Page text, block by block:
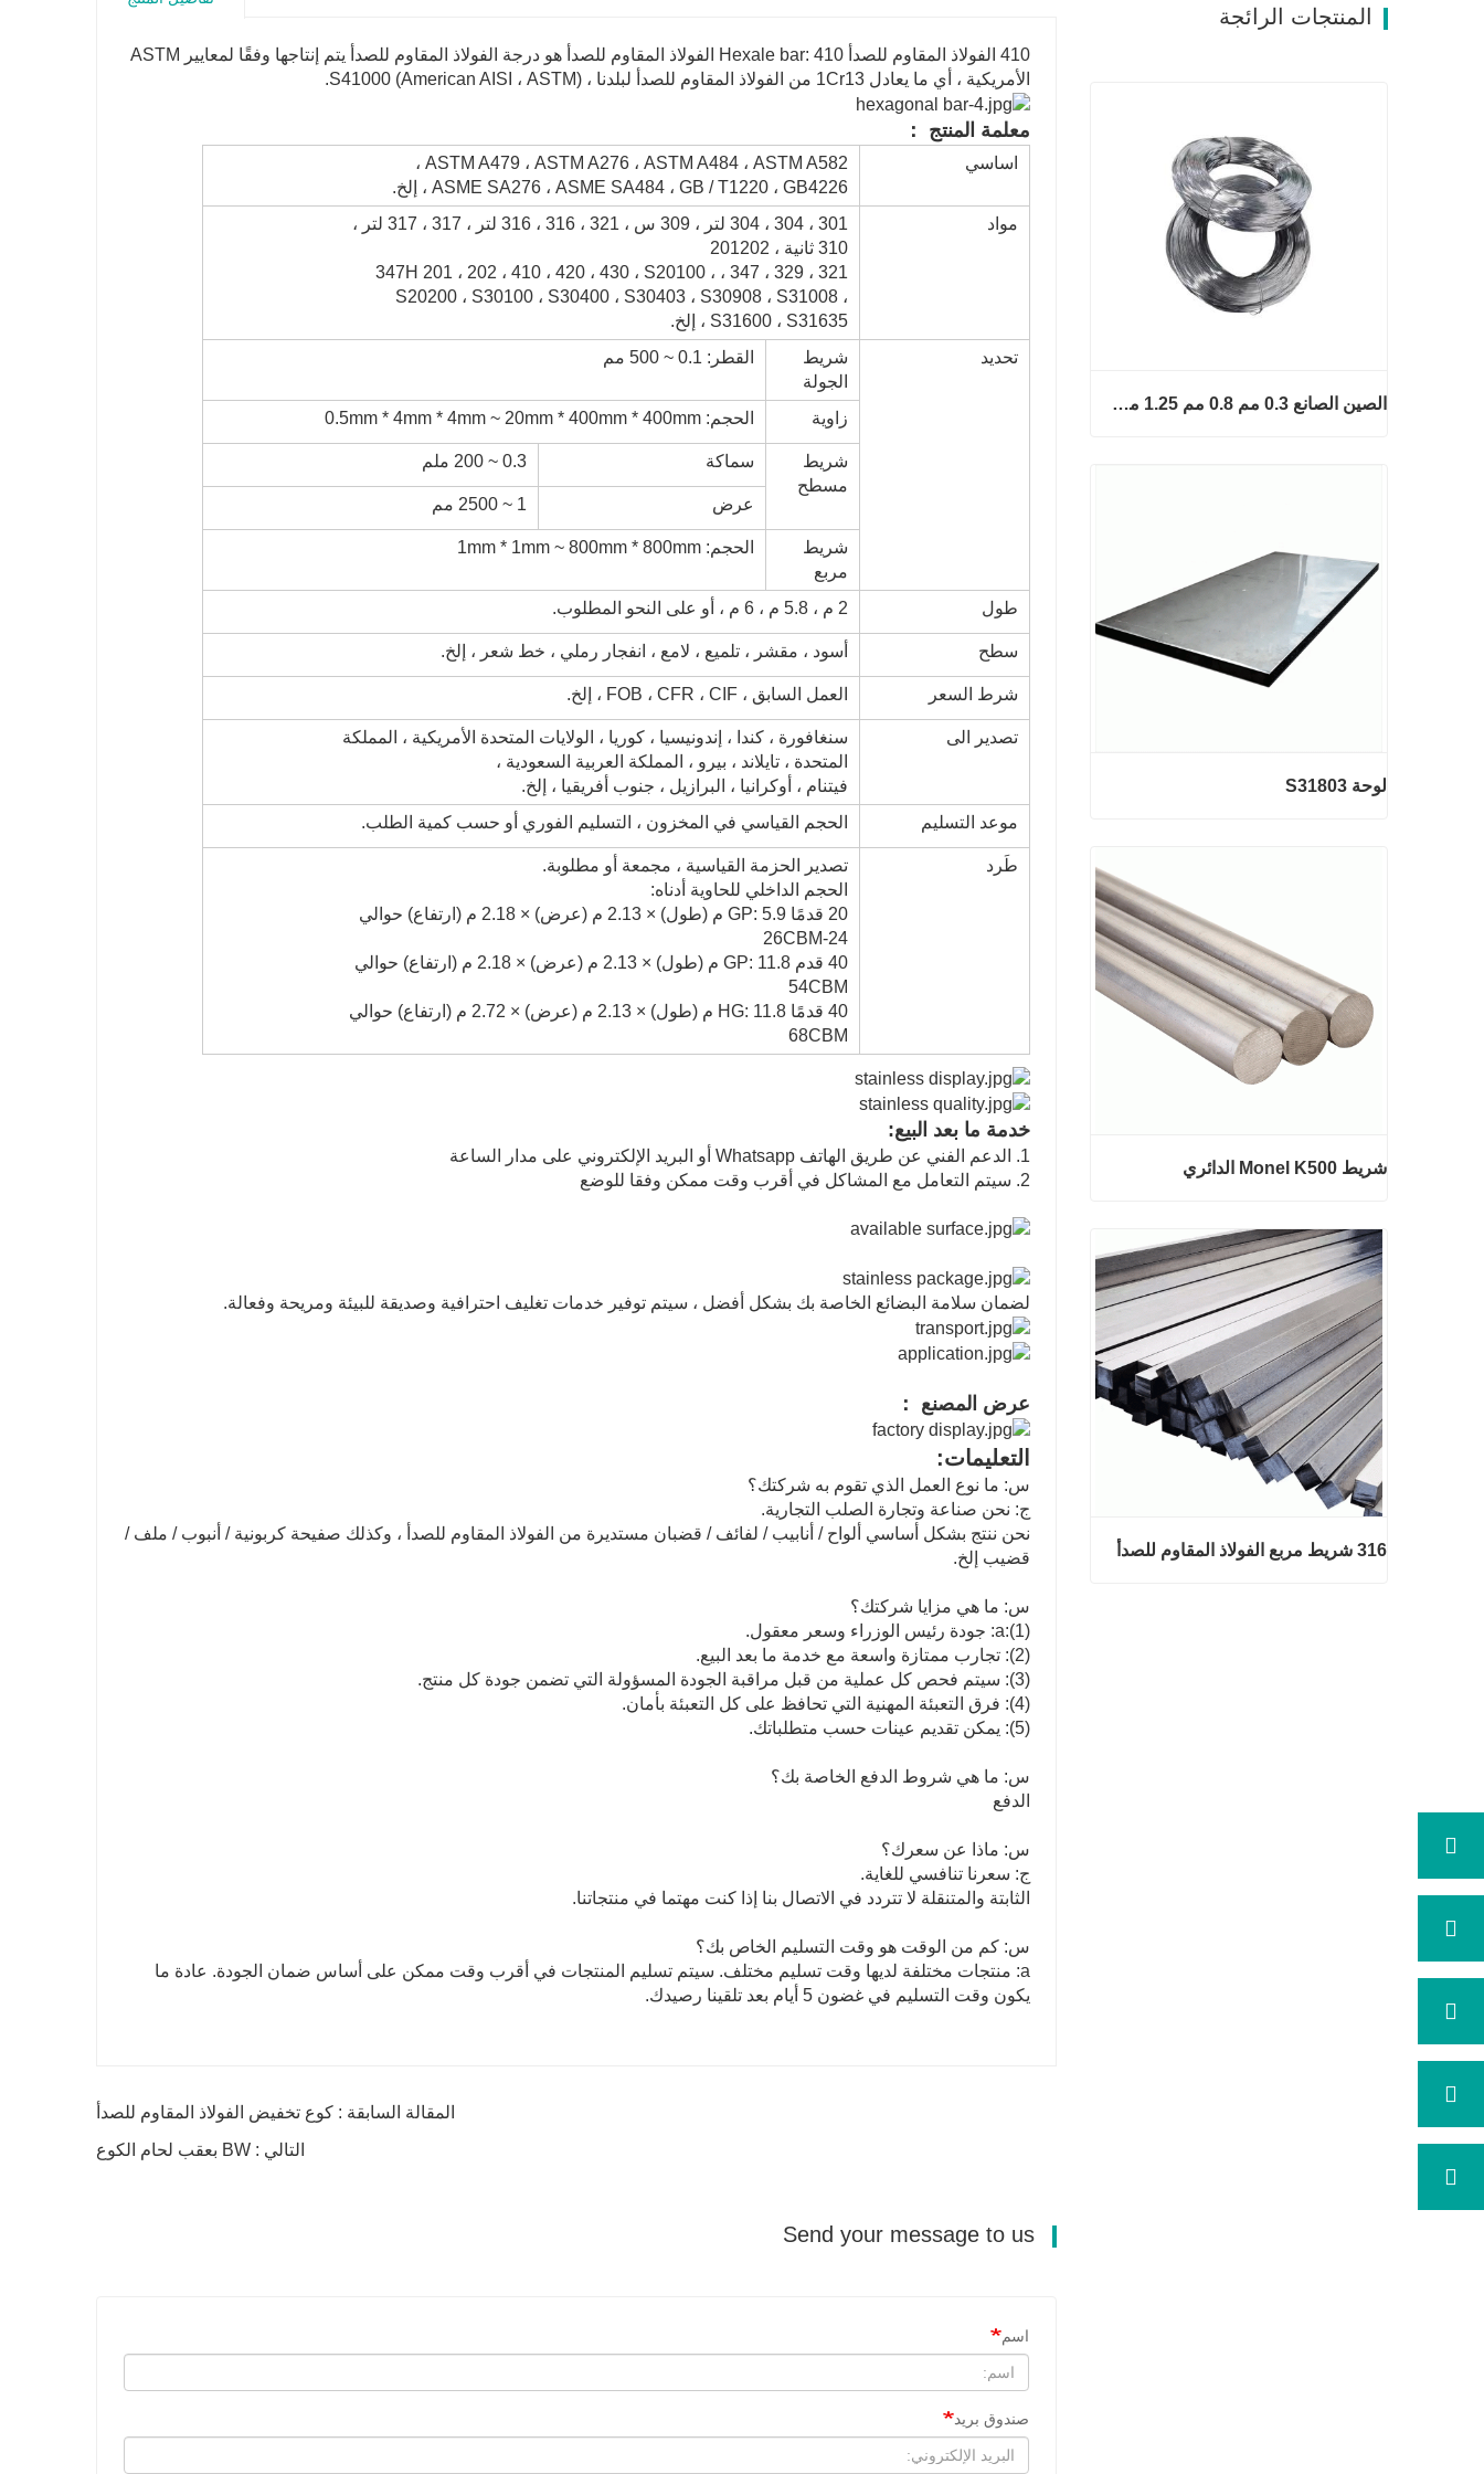
410 الفولاذ المقاوم للصدأ Hexale bar: 410 الفولاذ المقاوم للصدأ هو درجة الفولاذ المقاوم للصدأ يتم إنتاجها وفقًا لمعايير ASTM
الأمريكية ، أي ما يعادل 1Cr13 من الفولاذ المقاوم للصدأ لبلدنا ، S41000 (American AISI ، ASTM).
معلمة المنتج ：
اساسي
ASTM A479 ، ASTM A276 ، ASTM A484 ، ASTM A582 ،
ASME SA276 ، ASME SA484 ، GB / T1220 ، GB4226 ، إلخ.
مواد
301 ، 304 ، 304 لتر ، 309 س ، 321 ، 316 ، 316 لتر ، 317 ، 317 لتر ،
310 ثانية ، 201202
321 ، 329 ، 347 ، 347H 201 ، 202 ، 410 ، 420 ، 430 ، S20100 ،
S20200 ، S30100 ، S30400 ، S30403 ، S30908 ، S31008 ،
S31600 ، S31635 ، إلخ.
تحديد
شريط
الجولة
القطر: 0.1 ~ 500 مم
زاوية الحجم: 0.5mm * 4mm * 4mm ~ 20mm * 400mm * 400mm
شريط
مسطح
سماكة 0.3 ~ 200 ملم
عرض 1 ~ 2500 مم
شريط
مربع
الحجم: 1mm * 1mm ~ 800mm * 800mm
طول 2 م ، 5.8 م ، 6 م ، أو على النحو المطلوب.
سطح أسود ، مقشر ، تلميع ، لامع ، انفجار رملي ، خط شعر ، إلخ.
شرط السعر العمل السابق ، FOB ، CFR ، CIF ، إلخ.
تصدير الى
سنغافورة ، كندا ، إندونيسيا ، كوريا ، الولايات المتحدة الأمريكية ، المملكة
المتحدة ، تايلاند ، بيرو ، المملكة العربية السعودية ،
فيتنام ، أوكرانيا ، البرازيل ، جنوب أفريقيا ، إلخ.
موعد التسليم
الحجم القياسي في المخزون ، التسليم الفوري أو حسب كمية الطلب.
طَرد
تصدير الحزمة القياسية ، مجمعة أو مطلوبة.
الحجم الداخلي للحاوية أدناه:
20 قدمًا GP: 5.9 م (طول) × 2.13 م (عرض) × 2.18 م (ارتفاع) حوالي
24-26CBM
40 قدم GP: 11.8 م (طول) × 2.13 م (عرض) × 2.18 م (ارتفاع) حوالي
54CBM
40 قدمًا HG: 11.8 م (طول) × 2.13 م (عرض) × 2.72 م (ارتفاع) حوالي
68CBM
خدمة ما بعد البيع:
1. الدعم الفني عن طريق الهاتف Whatsapp أو البريد الإلكتروني على مدار الساعة
2. سيتم التعامل مع المشاكل في أقرب وقت ممكن وفقا للوضع
لضمان سلامة البضائع الخاصة بك بشكل أفضل ، سيتم توفير خدمات تغليف احترافية وصديقة للبيئة ومريحة وفعالة.
عرض المصنع ：
التعليمات:
س: ما نوع العمل الذي تقوم به شركتك؟
ج: نحن صناعة وتجارة الصلب التجارية.
نحن ننتج بشكل أساسي ألواح / أنابيب / لفائف / قضبان مستديرة من الفولاذ المقاوم للصدأ ، وكذلك صفيحة كربونية / أنبوب / ملف /
قضيب إلخ.
س: ما هي مزايا شركتك؟
a:(1): جودة رئيس الوزراء وسعر معقول.
(2): تجارب ممتازة واسعة مع خدمة ما بعد البيع.
(3): سيتم فحص كل عملية من قبل مراقبة الجودة المسؤولة التي تضمن جودة كل منتج.
(4): فرق التعبئة المهنية التي تحافظ على كل التعبئة بأمان.
(5): يمكن تقديم عينات حسب متطلباتك.
س: ما هي شروط الدفع الخاصة بك؟
الدفع
س: ماذا عن سعرك؟
ج: سعرنا تنافسي للغاية.
الثابتة والمتنقلة لا تتردد في الاتصال بنا إذا كنت مهتما في منتجاتنا.
س: كم من الوقت هو وقت التسليم الخاص بك؟
a: منتجات مختلفة لديها وقت تسليم مختلف. سيتم تسليم المنتجات في أقرب وقت ممكن على أساس ضمان الجودة. عادة ما
يكون وقت التسليم في غضون 5 أيام بعد تلقينا رصيدك.
المقالة السابقة : كوع تخفيض الفولاذ المقاوم للصدأ
التالي : BW بعقب لحام الكوع
اسم
صندوق بريد
المنتجات الرائجة
الصين الصانع 0.3 مم 0.8 مم 1.25 مم 2 مم أسلاك الفولاذ المجلفنة
لوحة S31803
شريط Monel K500 الدائري
شريط Monel K500 الدائري
اتصل الآن
316 شريط مربع الفولاذ المقاوم للصدأ